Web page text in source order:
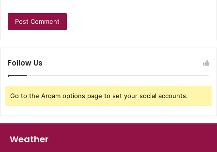
Follow Us
Go to the Arqam options page to set your social accounts.
Weather